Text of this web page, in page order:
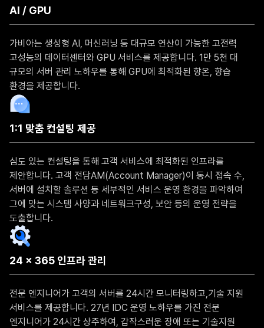
AI / GPU
가비아는 생성형 AI, 머신러닝 등 대규모 연산이 가능한 고전력
고성능의 데이터센터와 GPU 서비스를 제공합니다. 1만 5천 대
규모의 서버 관리 노하우를 통해 GPU에 최적화된 향온, 향습
환경을 제공합니다.
1:1 맞춤 컨설팅 제공
심도 있는 컨설팅을 통해 고객 서비스에 최적화된 인프라를
제안합니다. 고객 전담AM(Account Manager)이 동시 접속 수,
서버에 설치할 솔루션 등 세부적인 서비스 운영 환경을 파악하여
그에 맞는 시스템 사양과 네트워크구성, 보안 등의 운영 전략을
도출합니다.
24 x 365 인프라 관리
전문 엔지니어가 고객의 서버를 24시간 모니터링하고,기술 지원
서비스를 제공합니다. 27년 IDC 운영 노하우를 가진 전문
엔지니어가 24시간 상주하여, 갑작스러운 장애 또는 기술지원